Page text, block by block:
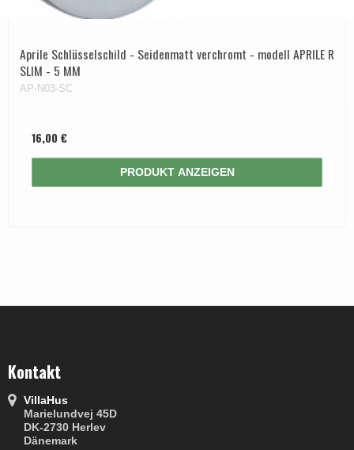
Aprile Schlüsselschild - Seidenmatt verchromt - modell APRILE R
SLIM - 5 MM
AP-N03-SC
16,00 €
PRODUKT ANZEIGEN
Kontakt
VillaHus
Marielundvej 45D
DK-2730 Herlev
Dänemark